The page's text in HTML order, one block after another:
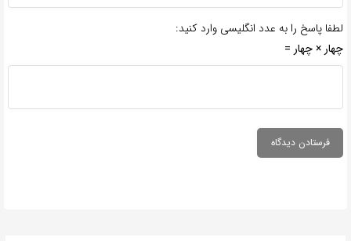
لطفا پاسخ را به عدد انگلیسی وارد کنید:
چهار × چهار =